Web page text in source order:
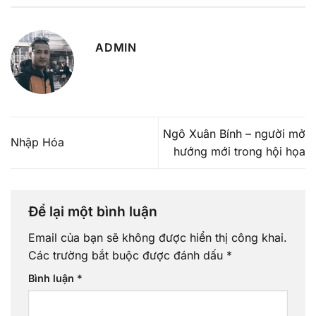
ADMIN
Nhập Hóa
Ngô Xuân Bính – người mở
hướng mới trong hội họa
Để lại một bình luận
Email của bạn sẽ không được hiển thị công khai.
Các trường bắt buộc được đánh dấu *
Bình luận *